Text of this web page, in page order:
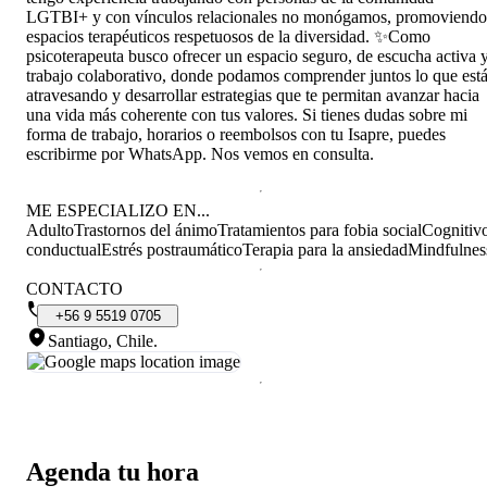
Agenda tu hora
LGTBI+ y con vínculos relacionales no monógamos, promoviendo
espacios terapéuticos respetuosos de la diversidad. ✨Como
psicoterapeuta busco ofrecer un espacio seguro, de escucha activa
trabajo colaborativo, donde podamos comprender juntos lo que
atravesando y desarrollar estrategias que te permitan avanzar hacia
una vida más coherente con tus valores. Si tienes dudas sobre mi
forma de trabajo, horarios o reembolsos con tu Isapre, puedes
escribirme por WhatsApp. Nos vemos en consulta.
ME ESPECIALIZO EN...
AdultoTrastornos del ánimoTratamientos para fobia social
conductualEstrés postraumáticoTerapia para la ansiedad
CONTACTO
+56 9 5519 0705
Santiago, Chile.